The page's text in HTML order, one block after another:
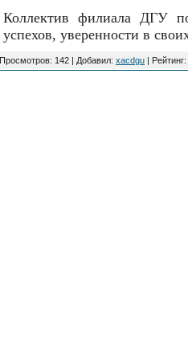
Коллектив филиала ДГУ
успехов, уверенности в
Просмотров: 142 | Добавил: xacdgu Рейтинг: